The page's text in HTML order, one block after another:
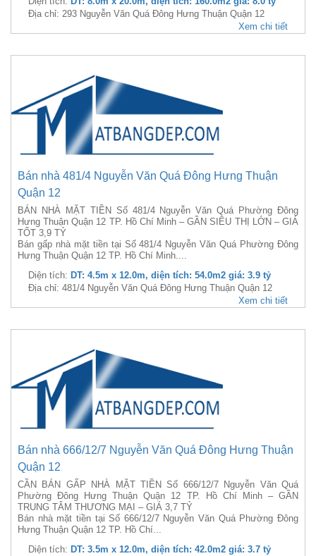
Địa chỉ: 293 Nguyễn Văn Quá Đông Hưng Thuận Quận 12
Xem chi tiết
Bán nhà 481/4 Nguyễn Văn Quá Đông Hưng Thuận
Quận 12
BÁN NHÀ MẶT TIỀN Số 481/4 Nguyễn Văn Quá Phường Đông
Hưng Thuận Quận 12 TP. Hồ Chí Minh – GẦN SIÊU THỊ LỚN – GIÁ
TỐT 3,9 TỶ
Bán gấp nhà mặt tiền tại Số 481/4 Nguyễn Văn Quá Phường Đông
Hưng Thuận Quận 12 TP. Hồ Chí Minh....
Diện tích: DT: 4.5m x 12.0m, diện tích: 54.0m2 giá: 3.9 tỷ
Địa chỉ: 481/4 Nguyễn Văn Quá Đông Hưng Thuận Quận 12
Xem chi tiết
Bán nhà 666/12/7 Nguyễn Văn Quá Đông Hưng Thuận
Quận 12
CẦN BÁN GẤP NHÀ MẶT TIỀN Số 666/12/7 Nguyễn Văn Quá
Phường Đông Hưng Thuận Quận 12 TP. Hồ Chí Minh – GẦN
TRUNG TÂM THƯƠNG MẠI – GIÁ 3,7 TỶ
Bán nhà mặt tiền tại Số 666/12/7 Nguyễn Văn Quá Phường Đông
Hưng Thuận Quận 12 TP. Hồ Chí...
Diện tích: DT: 3.5m x 12.0m, diện tích: 42.0m2 giá: 3.7 tỷ